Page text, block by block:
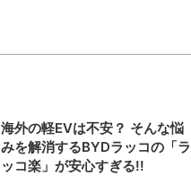
海外の軽EVは不安？ そんな悩
みを解消するBYDラッコの「ラ
ッコ楽」が安心すぎる!!